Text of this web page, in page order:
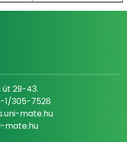
út 29-43.
1/305-7528
mate.hu
mate.hu